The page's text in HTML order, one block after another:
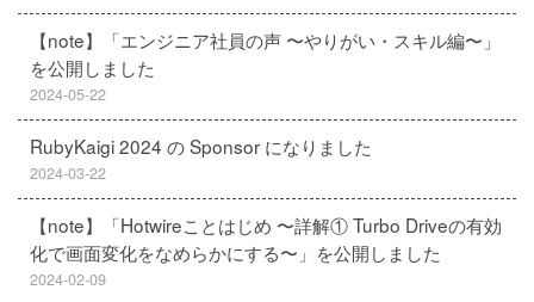
【note】「エンジニア社員の声 〜やりがい・スキル編〜」
を公開しました
2024-05-22
RubyKaigi 2024 の Sponsor になりました
2024-03-22
【note】「Hotwireことはじめ 〜詳解① Turbo Driveの有効
化で画面変化をなめらかにする〜」を公開しました
2024-02-09